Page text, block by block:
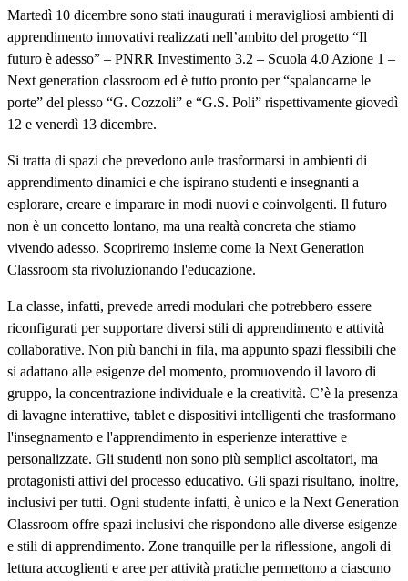
Martedì 10 dicembre sono stati inaugurati i meravigliosi ambienti di
apprendimento innovativi realizzati nell’ambito del progetto “Il
futuro è adesso” – PNRR Investimento 3.2 – Scuola 4.0 Azione 1 –
Next generation classroom ed è tutto pronto per “spalancarne le
porte” del plesso “G. Cozzoli” e “G.S. Poli” rispettivamente giovedì
12 e venerdì 13 dicembre.
Si tratta di spazi che prevedono aule trasformarsi in ambienti di
apprendimento dinamici e che ispirano studenti e insegnanti a
esplorare, creare e imparare in modi nuovi e coinvolgenti. Il futuro
non è un concetto lontano, ma una realtà concreta che stiamo
vivendo adesso. Scopriremo insieme come la Next Generation
Classroom sta rivoluzionando l'educazione.
La classe, infatti, prevede arredi modulari che potrebbero essere
riconfigurati per supportare diversi stili di apprendimento e attività
collaborative. Non più banchi in fila, ma appunto spazi flessibili che
si adattano alle esigenze del momento, promuovendo il lavoro di
gruppo, la concentrazione individuale e la creatività. C’è la presenza
di lavagne interattive, tablet e dispositivi intelligenti che trasformano
l'insegnamento e l'apprendimento in esperienze interattive e
personalizzate. Gli studenti non sono più semplici ascoltatori, ma
protagonisti attivi del processo educativo. Gli spazi risultano, inoltre,
inclusivi per tutti. Ogni studente infatti, è unico e la Next Generation
Classroom offre spazi inclusivi che rispondono alle diverse esigenze
e stili di apprendimento. Zone tranquille per la riflessione, angoli di
lettura accoglienti e aree per attività pratiche permettono a ciascuno